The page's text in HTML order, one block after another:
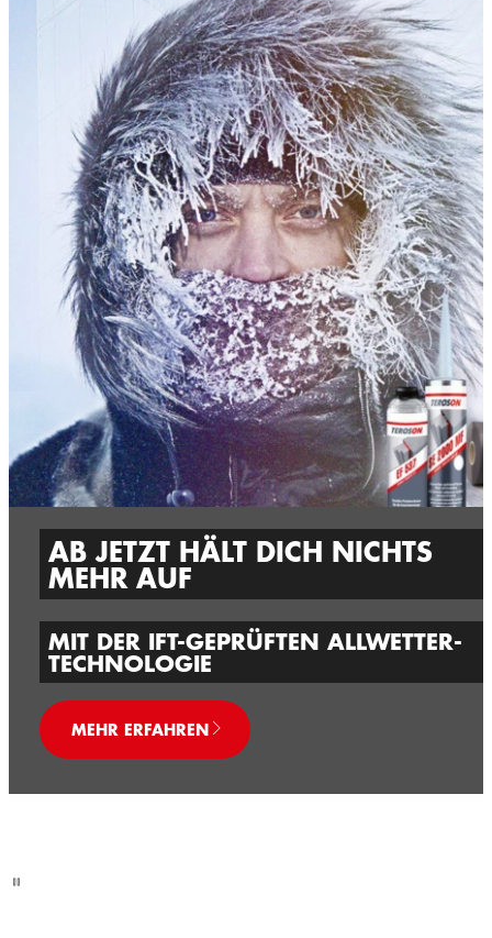
AB JETZT HÄLT DICH NICHTS
MEHR AUF
MIT DER IFT-GEPRÜFTEN ALLWETTER-
TECHNOLOGIE
MEHR ERFAHREN